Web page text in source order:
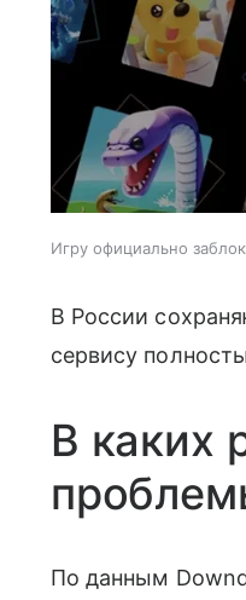
Игру официально
В России
сервису
В каких
По данным